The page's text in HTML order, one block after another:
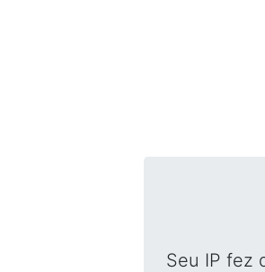
Seu IP fez